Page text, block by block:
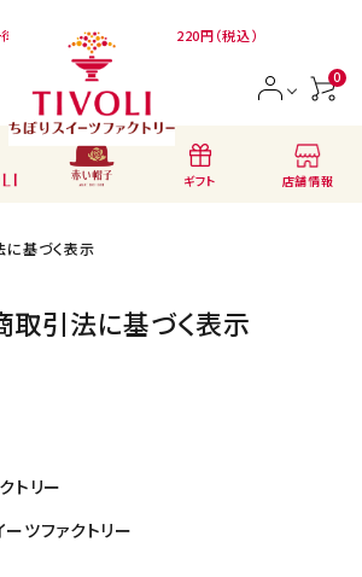
780円 ※クール便代：別途220円（税込）
0
ギフト 店舗情報
選ぶ
基づく表示
取引法に基づく表示
トリー
ツファクトリー